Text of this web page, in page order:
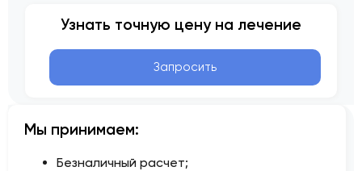
Узнать точную цену на лечение
Запросить
Мы принимаем:
Безналичный расчет;